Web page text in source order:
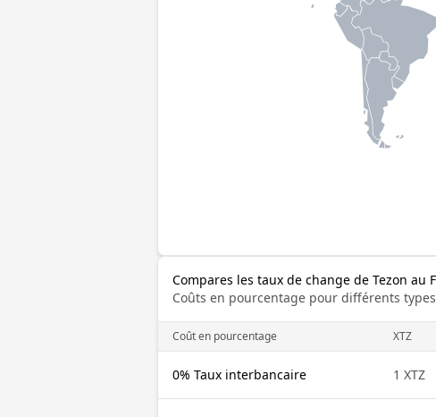
Compares les taux de change de Tezon au
Coûts en pourcentage pour différents
Coût en pourcentage XTZ
0% Taux interbancaire 1 XTZ